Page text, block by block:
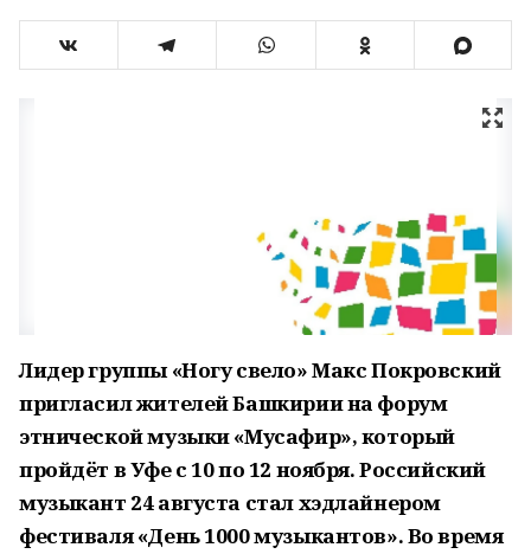
Лидер группы «Ногу свело» Макс Покровский
пригласил жителей Башкирии на форум
этнической музыки «Мусафир», который
пройдёт в Уфе с 10 по 12 ноября. Российский
музыкант 24 августа стал хэдлайнером
фестиваля «День 1000 музыкантов». Во время